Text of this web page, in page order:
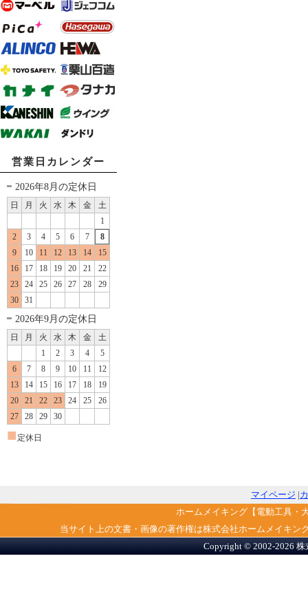
営業日カレンダー
2026年8月の定休日
日 月 火 水 木 金
土
1
2
3 4 5 6 7
8
9
10 11 12 13 14
15
16
17 18 19 20 21
22
23
24 25 26 27 28
29
30
31
2026年9月の定休日
日 月 火 水 木 金
土
1
2 3 4
5
6
7 8 9 10 11
12
13
14 15 16 17 18
19
20
21 22 23 24 25
26
27
28 29 30
■ 定休日
マイページ |
ホームメイキング【電動工具・
当サイト上の文書・画像の著作権は株式会社ホームメイキ
Copyright © 2002-2026